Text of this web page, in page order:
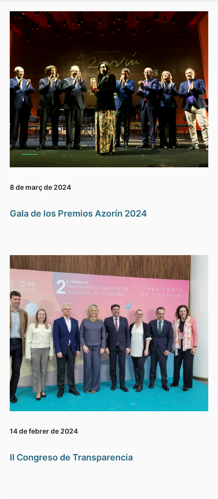
8 de març de 2024
Gala de los Premios Azorín 2024
14 de febrer de 2024
II Congreso de Transparencia